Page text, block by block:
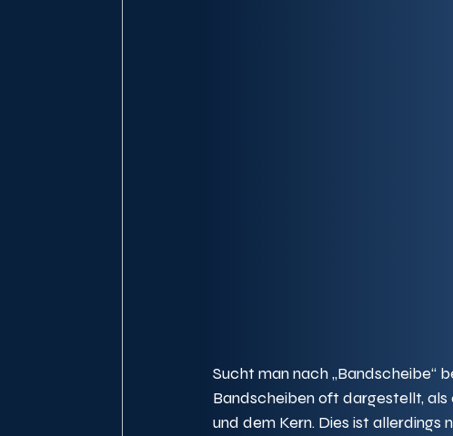
Sucht man nach „Bandscheibe“
Bandscheiben oft dargestellt, als
und dem Kern. Dies ist allerdings